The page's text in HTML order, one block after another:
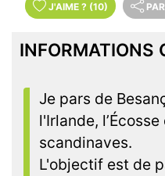
J'AIME ? (10)
INFORMATIONS
Je pars de
l'Irlande,
scandinaves.
L'objectif est de